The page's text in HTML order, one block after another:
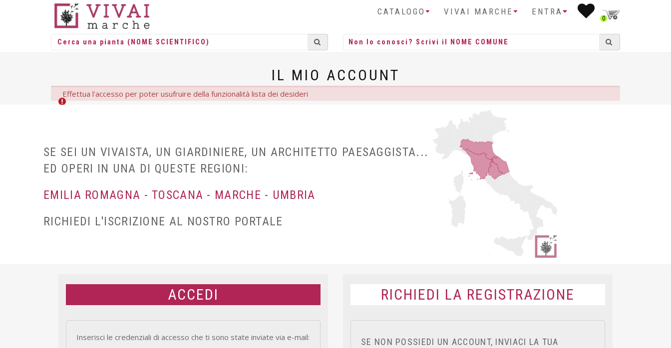
CATALOGO VIVAI MARCHE ENTRA
0
IL MIO ACCOUNT
Effettua l'accesso per poter usufruire della funzionalità lista dei desideri
SE SEI UN VIVAISTA, UN GIARDINIERE, UN ARCHITETTO PAESAGGISTA...
ED OPERI IN UNA DI QUESTE REGIONI:
EMILIA ROMAGNA - TOSCANA - MARCHE - UMBRIA
RICHIEDI L'ISCRIZIONE AL NOSTRO PORTALE
ACCEDI
Inserisci le credenziali di accesso che ti sono state inviate via e-mail:
RICHIEDI LA REGISTRAZIONE
SE NON POSSIEDI UN ACCOUNT, INVIACI LA TUA